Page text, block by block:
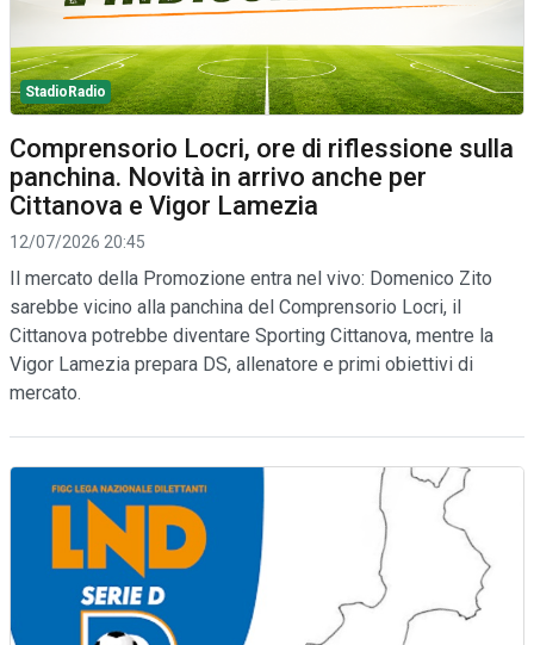
StadioRadio
Comprensorio Locri, ore di riflessione sulla
panchina. Novità in arrivo anche per
Cittanova e Vigor Lamezia
12/07/2026 20:45
Il mercato della Promozione entra nel vivo: Domenico Zito
sarebbe vicino alla panchina del Comprensorio Locri, il
Cittanova potrebbe diventare Sporting Cittanova, mentre la
Vigor Lamezia prepara DS, allenatore e primi obiettivi di
mercato.